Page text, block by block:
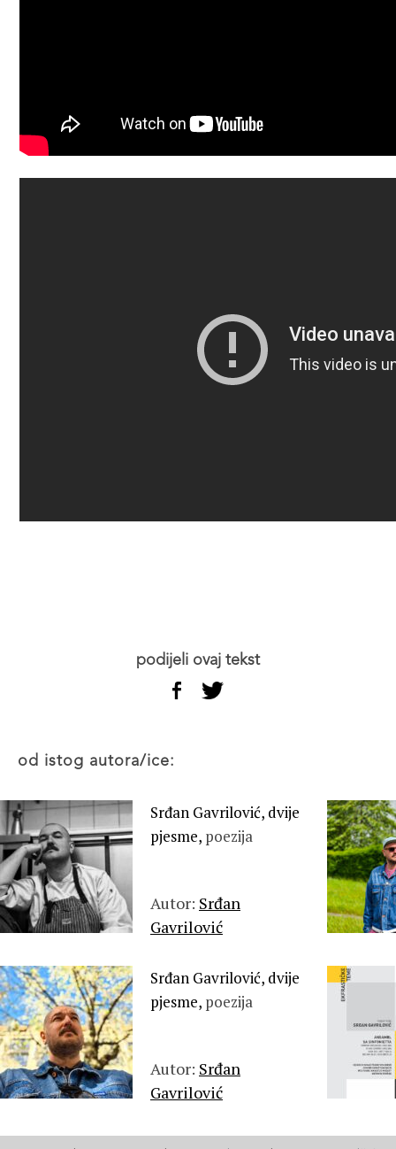
podijeli ovaj tekst
od istog autora/ice:
Srđan Gavrilović, dvije
pjesme, poezija
Autor: Srđan
Gavrilović
Srđan Gavrilović, dvije
pjesme, poezija
Autor: Srđan
Gavrilović